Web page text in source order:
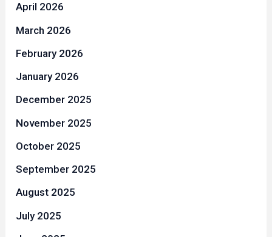
April 2026
March 2026
February 2026
January 2026
December 2025
November 2025
October 2025
September 2025
August 2025
July 2025